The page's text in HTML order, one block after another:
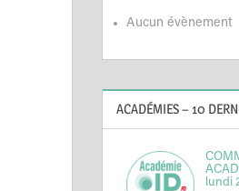
Aucun évènement
ACADÉMIES – 10
lundi